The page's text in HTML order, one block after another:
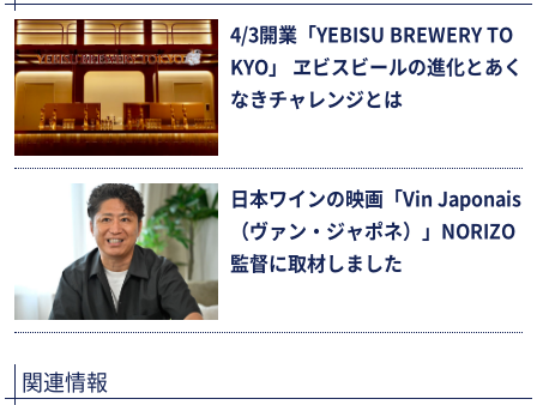
4/3開業「YEBISU BREWERY TO
KYO」 ヱビスビールの進化とあく
なきチャレンジとは
日本ワインの映画「Vin Japonais
（ヴァン・ジャポネ）」NORIZO
監督に取材しました
関連情報